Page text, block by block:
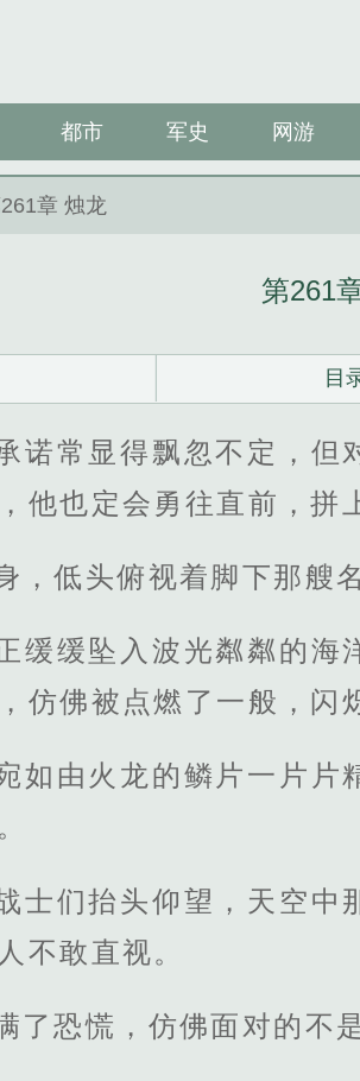
都市 军史 网游
章 烛龙
第261
目
诺常显得飘忽不定，但
他也定会勇往直前，拼
，低头俯视着脚下那艘
缓缓坠入波光粼粼的海
仿佛被点燃了一般，闪
如由火龙的鳞片一片片
士们抬头仰望，天空中
不敢直视。
了恐慌，仿佛面对的不